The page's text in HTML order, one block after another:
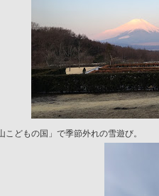
こどもの国」で季節外れの雪遊び。